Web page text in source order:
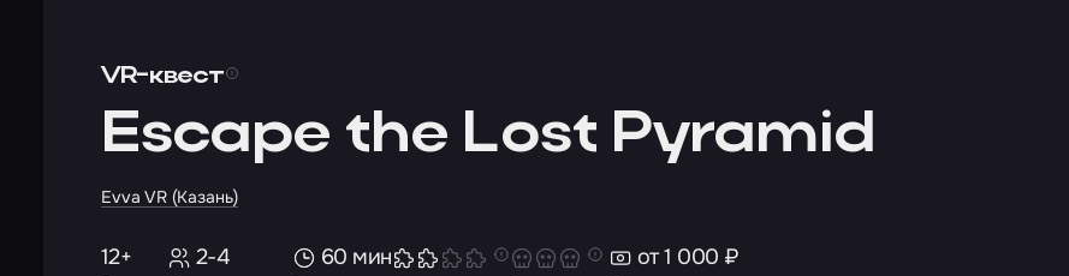
VR-квест
Escape the Lost Pyramid
Evva VR (Казань)
12+ 2-4 60 мин от 1 000 ₽